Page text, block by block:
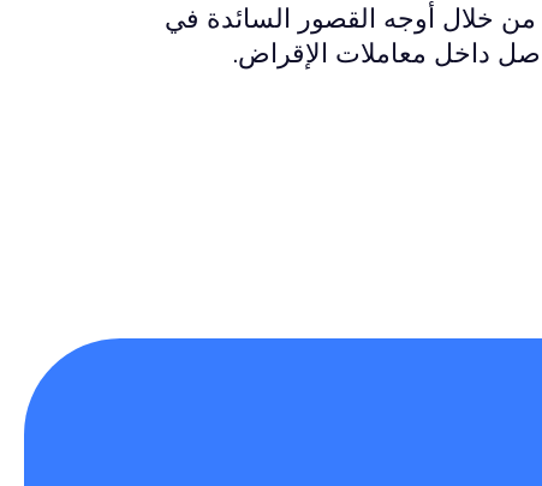
من خلال أوجه القصور السائدة في
داخل معاملات الإقراض.